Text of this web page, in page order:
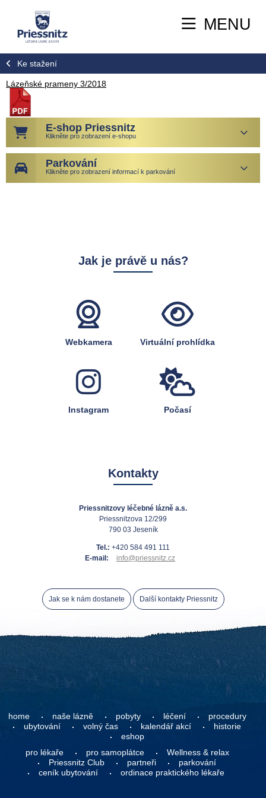
MENU
Ke stažení
Lázeňské prameny 3/2018
E-shop Priessnitz
Klikněte pro zobrazení e-shopu
Parkování
Klikněte pro zobrazení informací k parkování
Jak je právě u nás?
Webkamera Virtuální prohlídka
Instagram Počasí
Kontakty
Priessnitzovy léčebné lázně a.s.
Priessnitzova 12/299
790 03 Jeseník
Tel.: +420 584 491 111
E-mail:
info@priessnitz.cz
Jak se k nám dostanete Další kontakty Priessnitz
home naše lázně pobyty léčení
procedury
ubytování
volný čas kalendář akcí
historie
eshop
pro lékaře
pro samoplátce
Wellness & relax
Priessnitz Club
partneři
parkování
ceník ubytování
ordinace praktického lékaře